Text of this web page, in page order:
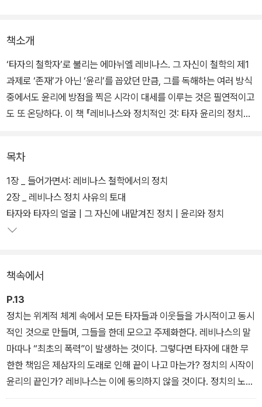
책소개
‘타자의 철학자’로 불리는 에마뉘엘 레비나스. 그 자신이 철학의 제1
과제로 ‘존재’가 아닌 ‘윤리’를 꼽았던 만큼, 그를 독해하는 여러 방식
중에서도 윤리에 방점을 찍은 시각이 대세를 이루는 것은 필연적이고
도 또 온당하다. 이 책 『레비나스와 정치적인 것: 타자 윤리의 정치철
스의 정치란 무엇인가?”라고. 이 책은 레비나스의 ‘정치’ 사유를 주제
적으로 탐구하려는 최초의 시도로서 ‘윤리’를 통해 정치의 공간과 개
념을 새롭게 경계 짓고 또 넘어설 수 있는 단초를 제공할 것이다.
목차
1장 _ 들어가면서: 레비나스 철학에서의 정치
2장 _ 레비나스 정치 사유의 토대
타자와 타자의 얼굴 | 그 자신에 내맡겨진 정치 | 윤리와 정치
책속에서
P.13
정치는 위계적 체계 속에서 모든 타자들과 이웃들을 가시적이고 동시
적인 것으로 만들며, 그들을 한데 모으고 주제화한다. 레비나스의 말
마따나 “최초의 폭력”이 발생하는 것이다. 그렇다면 타자에 대한 무
한한 책임은 제삼자의 도래로 인해 끝이 나고 마는가? 정치의 시작이
윤리의 끝인가? 레비나스는 이에 동의하지 않을 것이다. 정치의 노동
은 윤리의 선함을 결코 대체할 수 없다는 게 그의 주된 생각이다. 오히